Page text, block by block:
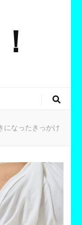
になったきっかけ